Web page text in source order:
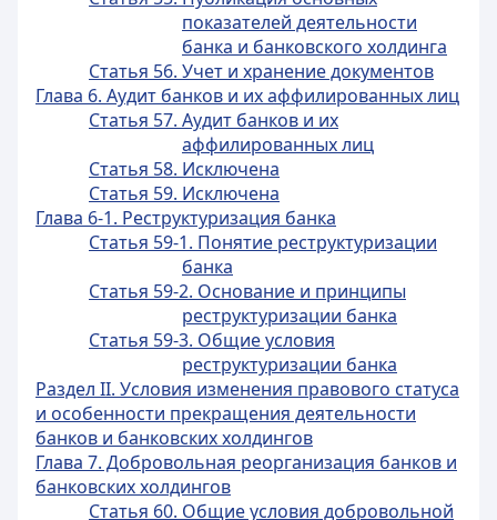
показателей деятельности
банка и банковского холдинга
Статья 56. Учет и хранение документов
Глава 6. Аудит банков и их аффилированных лиц
Статья 57. Аудит банков и их
аффилированных лиц
Статья 58. Исключена
Статья 59. Исключена
Глава 6-1. Реструктуризация банка
Статья 59-1. Понятие реструктуризации
банка
Статья 59-2. Основание и принципы
реструктуризации банка
Статья 59-3. Общие условия
реструктуризации банка
Раздел II. Условия изменения правового статуса
и особенности прекращения деятельности
банков и банковских холдингов
Глава 7. Добровольная реорганизация банков и
банковских холдингов
Статья 60. Общие условия добровольной